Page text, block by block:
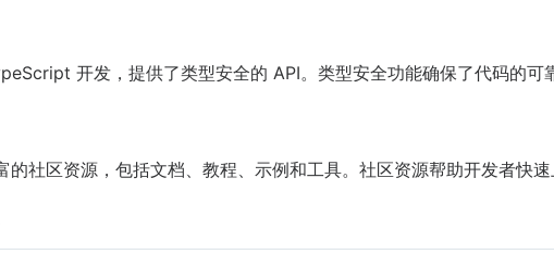
开发，提供了类型安全的 API。类型安全功能确保了代码的可
的社区资源，包括文档、教程、示例和工具。社区资源帮助开发者快速